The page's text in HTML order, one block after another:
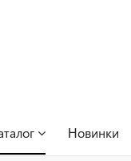
Новинки